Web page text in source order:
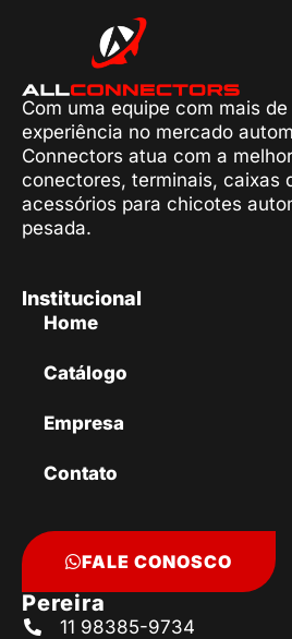
Com uma equipe com mais
experiência no mercado
Connectors atua com a
conectores, terminais, caixas
acessórios para chicotes
pesada.
Institucional
Home
Catálogo
Empresa
Contato
FALE CONOSCO
Pereira
11 98385-9734